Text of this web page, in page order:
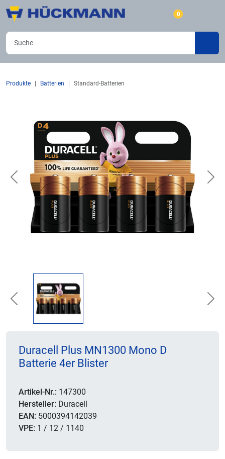
0
Produkte Batterien Standard-Batterien
Previous
Previous
Duracell Plus MN1300 Mono D
Batterie 4er Blister
Artikel-Nr.: 147300
Hersteller: Duracell
EAN: 5000394142039
VPE: 1 / 12 / 1140